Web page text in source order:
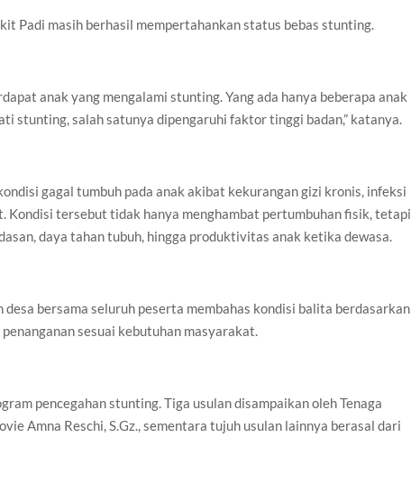
Padi masih berhasil mempertahankan status bebas stunting.
anak yang mengalami stunting. Yang ada hanya beberapa anak
stunting, salah satunya dipengaruhi faktor tinggi badan,” katanya.
gagal tumbuh pada anak akibat kekurangan gizi kronis, infeksi
Kondisi tersebut tidak hanya menghambat pertumbuhan fisik, tetapi
daya tahan tubuh, hingga produktivitas anak ketika dewasa.
bersama seluruh peserta membahas kondisi balita berdasarkan
sesuai kebutuhan masyarakat.
pencegahan stunting. Tiga usulan disampaikan oleh Tenaga
Amna Reschi, S.Gz., sementara tujuh usulan lainnya berasal dari